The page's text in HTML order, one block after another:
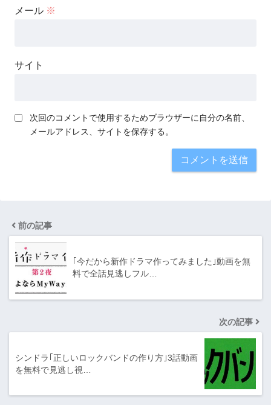
メール ※
サイト
次回のコメントで使用するためブラウザーに自分の名前、
メールアドレス、サイトを保存する。
前の記事
｢今だから新作ドラマ作ってみました｣動画を無
料で全話見逃しフル…
次の記事
シンドラ｢正しいロックバンドの作り方｣3話動画
を無料で見逃し視…